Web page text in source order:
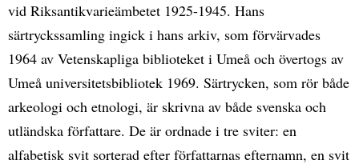
vid Riksantikvarieämbetet 1925-1945. Hans
särtryckssamling ingick i hans arkiv, som förvärvades
1964 av Vetenskapliga biblioteket i Umeå och övertogs av
Umeå universitetsbibliotek 1969. Särtrycken, som rör både
arkeologi och etnologi, är skrivna av både svenska och
utländska författare. De är ordnade i tre sviter: en
alfabetisk svit sorterad efter författarnas efternamn, en svit